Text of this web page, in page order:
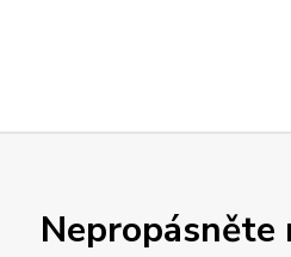
Nepropásněte